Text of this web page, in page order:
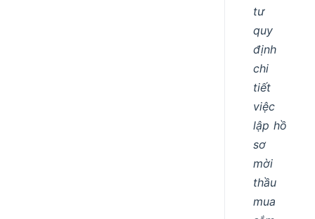
tư
quy
định
chi
tiết
việc
lập hồ
sơ
mời
thầu
mua